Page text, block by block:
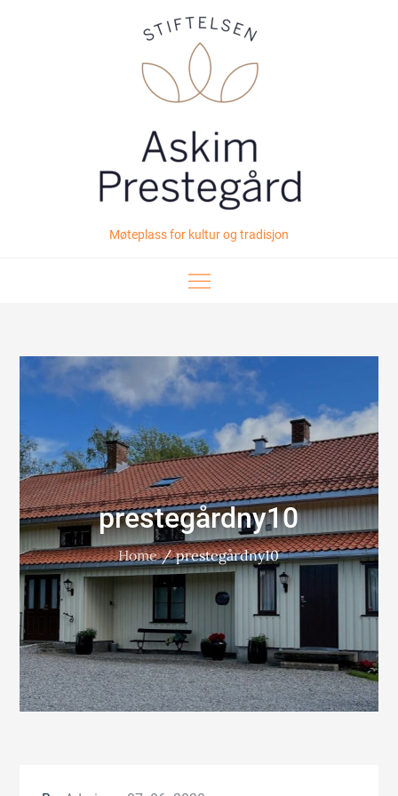
Møteplass for kultur og tradisjon
prestegårdny10
Home prestegårdny10